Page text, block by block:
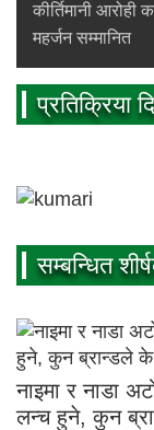
कीर्तिमानी आरोही
महर्जन सम्मानित
प्रतिक्रिया
सम्बन्धित
नाइमा र नाडा
लन्च हुने, कुन